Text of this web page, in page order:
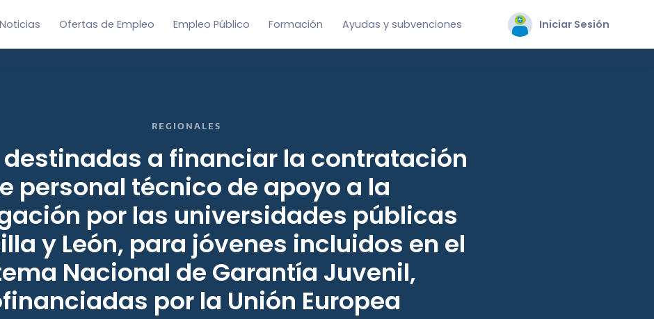
Noticias Ofertas de Empleo Empleo Público Formación Ayudas y subvenciones Iniciar Sesión
REGIONALES
a financiar la contratación
personal técnico de apoyo a la
por las universidades públicas
y León, para jóvenes incluidos en el
Nacional de Garantía Juvenil,
por la Unión Europea